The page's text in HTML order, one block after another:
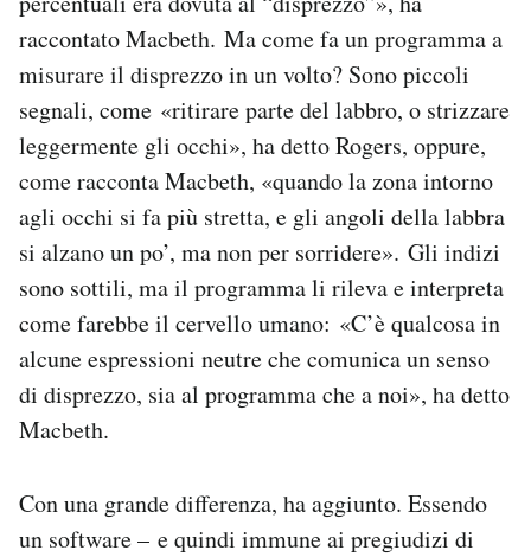
raccontato Macbeth. Ma come fa un programma a
misurare il disprezzo in un volto? Sono piccoli
segnali, come «ritirare parte del labbro, o strizzare
leggermente gli occhi», ha detto Rogers, oppure,
come racconta Macbeth, «quando la zona intorno
agli occhi si fa più stretta, e gli angoli della labbra
si alzano un po’, ma non per sorridere». Gli indizi
sono sottili, ma il programma li rileva e interpreta
come farebbe il cervello umano: «C’è qualcosa in
alcune espressioni neutre che comunica un senso
di disprezzo, sia al programma che a noi», ha detto
Macbeth.
Con una grande differenza, ha aggiunto. Essendo
un software – e quindi immune ai pregiudizi di